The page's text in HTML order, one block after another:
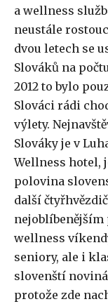
a wellness
neustále
dvou letech se
Slováků na
2012 to bylo
Slováci rádi
výlety.
Slováky je v
Wellness hotel,
polovina
další
nejoblíbenějším
wellness
seniory, ale i
slovenští
protože zde